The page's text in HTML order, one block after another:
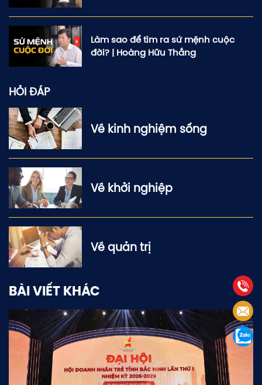
0966 966 795
Làm sao để tìm ra sứ mệnh cuộc
đời? | Hoàng Hữu Thắng
HỎI ĐÁP
Về kinh nghiệm sống
Về khởi nghiệp
Về quản trị
BÀI VIẾT KHÁC